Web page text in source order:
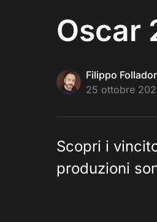
Oscar
Filippo Follador
25 ottobre
Scopri i
produzioni